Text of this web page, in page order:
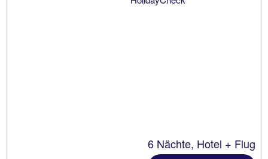
6 Nächte, Hotel + Flug